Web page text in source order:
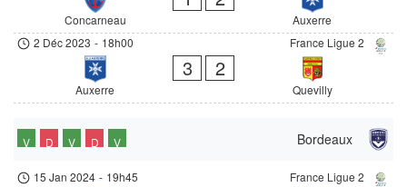
Concarneau
Auxerre
France Ligue 2
2 Déc 2023 - 18h00
Auxerre
3 2
Quevilly
Bordeaux
V D V D V
France Ligue 2
15 Jan 2024 - 19h45